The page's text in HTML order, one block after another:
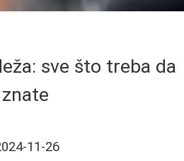
sve što treba da
znate
11-26